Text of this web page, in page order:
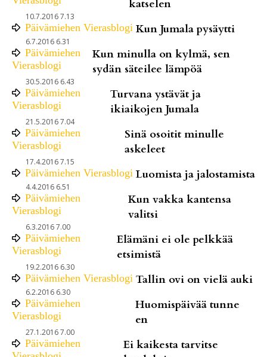
katselen
10.7.2016 7.13
Päivämiehen Vierasblogi Kun Jumala pysäytti
6.7.2016 6.31
Päivämiehen
Vierasblogi
Kun minulla on kylmä, sen
sydän säteilee lämpöä
30.5.2016 6.43
Päivämiehen
Vierasblogi
Turvana ystävät ja
ikiaikojen Jumala
21.5.2016 7.04
Päivämiehen
Vierasblogi
Sinä osoitit minulle
askeleet
17.4.2016 7.15
Päivämiehen Vierasblogi Luomista ja jalostamista
4.4.2016 6.51
Päivämiehen
Vierasblogi
Kun vakka kantensa
valitsi
6.3.2016 7.00
Päivämiehen
Vierasblogi
Elämäni ei ole pelkkää
etsimistä
19.2.2016 6.30
Päivämiehen Vierasblogi Tallin ovi on vielä auki
6.2.2016 6.30
Päivämiehen
Vierasblogi
Huomispäivää tunne
en
27.1.2016 7.00
Päivämiehen
Ei kaikesta tarvitse